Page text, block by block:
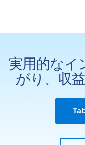
実用的なイ
がり、収